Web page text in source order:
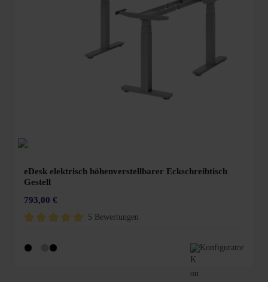
eDesk elektrisch höhenverstellbarer Eckschreibtisch
Gestell
793,00 €
5 Bewertungen
Konfigurator